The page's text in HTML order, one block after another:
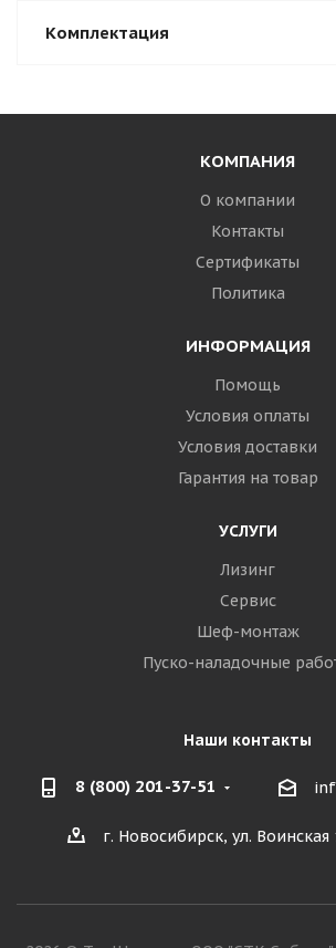
Комплектация
КОМПАНИЯ
О компании
Контакты
Сертификаты
Политика
ИНФОРМАЦИЯ
Помощь
Условия оплаты
Условия доставки
Гарантия на товар
УСЛУГИ
Лизинг
Сервис
Шеф-монтаж
Пуско-наладочные
Наши контакты
8 (800) 201-37-51
г. Новосибирск, ул. Воинская